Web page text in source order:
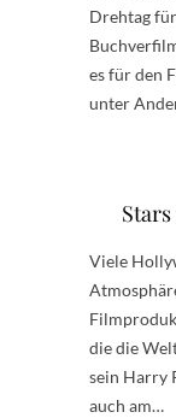
Drehtag
es für den
unter
Viele
die die
sein Harry
auch am…